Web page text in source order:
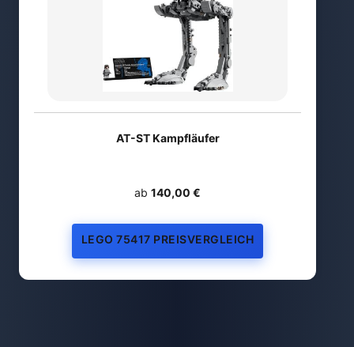
AT-ST Kampfläufer
ab 140,00 €
LEGO 75417 PREISVERGLEICH